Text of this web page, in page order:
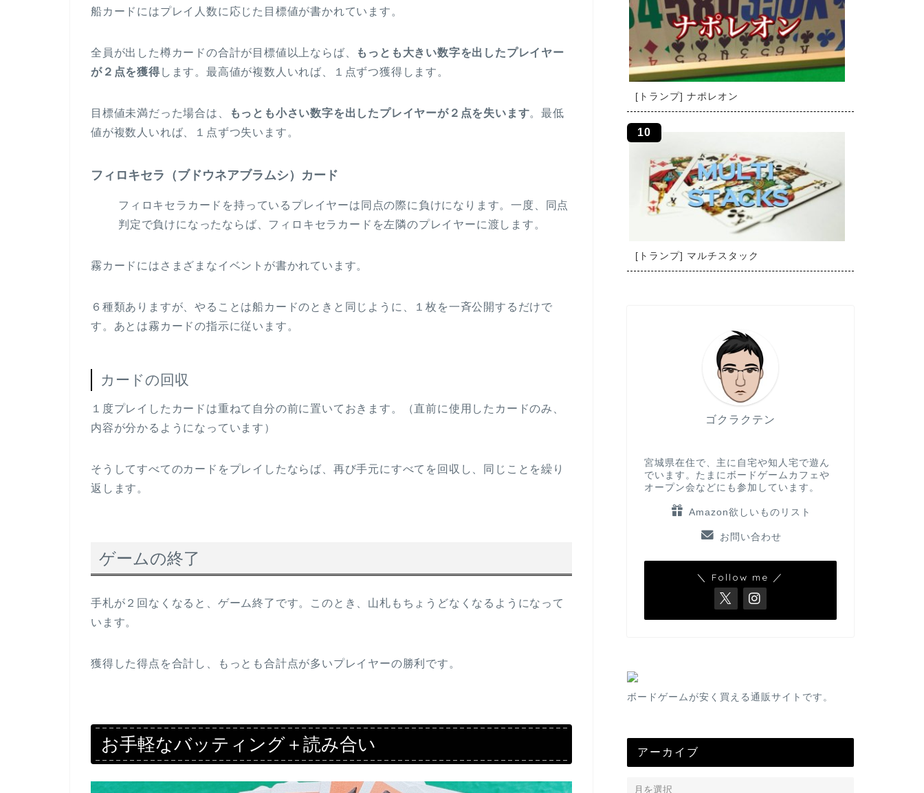
船カードにはプレイ人数に応じた目標値が書かれています。
全員が出した樽カードの合計が目標値以上ならば、
もっとも大きい数字を出したプレイヤー
が２点を獲得 します。最高値が複数人いれば、１点ずつ獲得します。
目標値未満だった場合は、 もっとも小さい数字を出したプレイヤーが２点を失います。最低
値が複数人いれば、１点ずつ失います。
フィロキセラ（ブドウネアブラムシ）カード
フィロキセラカードを持っているプレイヤーは同点の際に負けになります。一度、同点
判定で負けになったならば、フィロキセラカードを左隣のプレイヤーに渡します。
霧カードにはさまざまなイベントが書かれています。
６種類ありますが、やることは船カードのときと同じように、１枚を一斉公開するだけで
す。あとは霧カードの指示に従います。
カードの回収
１度プレイしたカードは重ねて自分の前に置いておきます。（直前に使用したカードのみ、
内容が分かるようになっています）
そうしてすべてのカードをプレイしたならば、再び手元にすべてを回収し、同じことを繰り
返します。
ゲームの終了
手札が２回なくなると、ゲーム終了です。このとき、山札もちょうどなくなるようになって
います。
獲得した得点を合計し、もっとも合計点が多いプレイヤーの勝利です。
お手軽なバッティング＋読み合い
[トランプ] ナポレオン
[トランプ] マルチスタック
ゴクラクテン
宮城県在住で、主に自宅や知人宅で遊ん
でいます。たまにボードゲームカフェや
オープン会などにも参加しています。
Amazon欲しいものリスト
お問い合わせ
＼ Follow me ／
ボードゲームが安く買える通販サイトです。
アーカイブ